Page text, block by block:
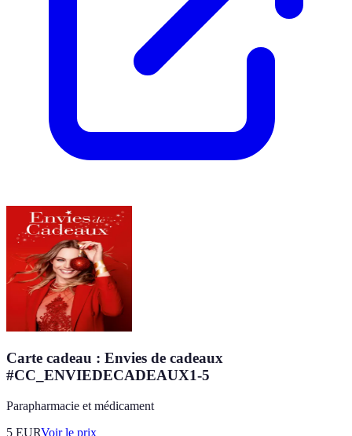
Carte cadeau : Envies de cadeaux
#CC_ENVIEDECADEAUX1-5
Parapharmacie et médicament
5 EURVoir le prix